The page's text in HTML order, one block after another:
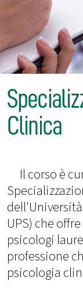
Clinica
Il corso è
UPS) che
psicologi
professione
psicologia